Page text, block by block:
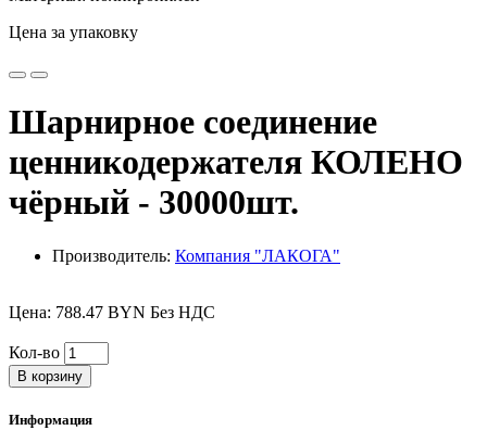
Цена за упаковку
Шарнирное соединение
ценникодержателя КОЛЕНО
чёрный - 30000шт.
Производитель: Компания "ЛАКОГА"
Цена: 788.47 BYN Без НДС
Кол-во
В корзину
Информация